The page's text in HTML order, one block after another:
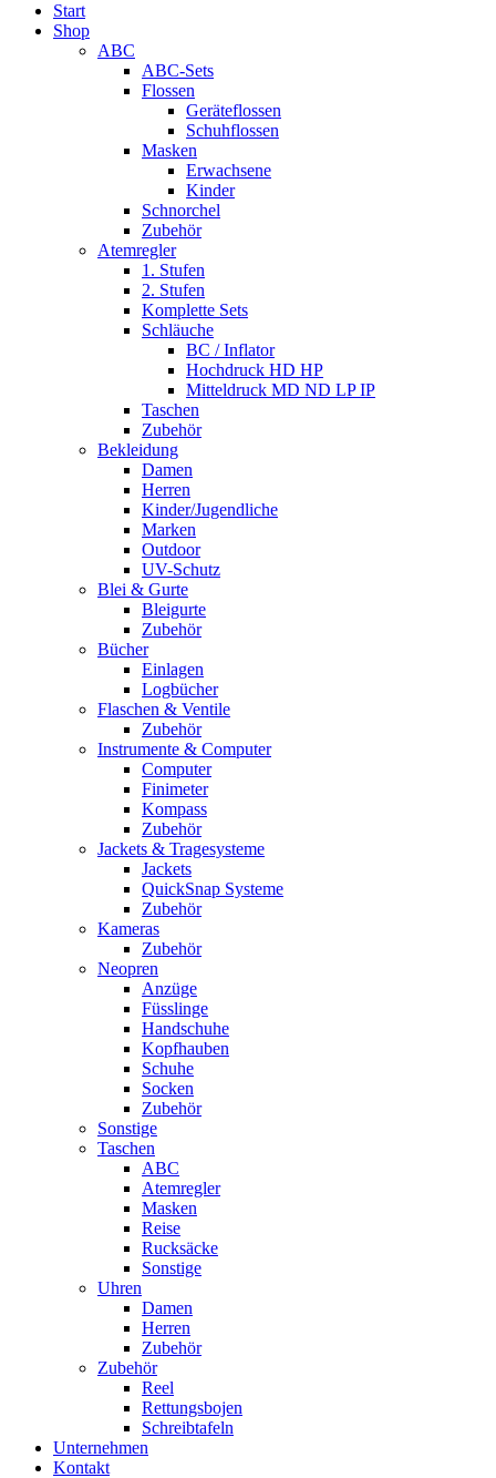
Start
Shop
ABC
ABC-Sets
Flossen
Geräteflossen
Schuhflossen
Masken
Erwachsene
Kinder
Schnorchel
Zubehör
Atemregler
1. Stufen
2. Stufen
Komplette Sets
Schläuche
BC / Inflator
Hochdruck HD HP
Mitteldruck MD ND LP IP
Taschen
Zubehör
Bekleidung
Damen
Herren
Kinder/Jugendliche
Marken
Outdoor
UV-Schutz
Blei & Gurte
Bleigurte
Zubehör
Bücher
Einlagen
Logbücher
Flaschen & Ventile
Zubehör
Instrumente & Computer
Computer
Finimeter
Kompass
Zubehör
Jackets & Tragesysteme
Jackets
QuickSnap Systeme
Zubehör
Kameras
Zubehör
Neopren
Anzüge
Füsslinge
Handschuhe
Kopfhauben
Schuhe
Socken
Zubehör
Sonstige
Taschen
ABC
Atemregler
Masken
Reise
Rucksäcke
Sonstige
Uhren
Damen
Herren
Zubehör
Zubehör
Reel
Rettungsbojen
Schreibtafeln
Unternehmen
Kontakt